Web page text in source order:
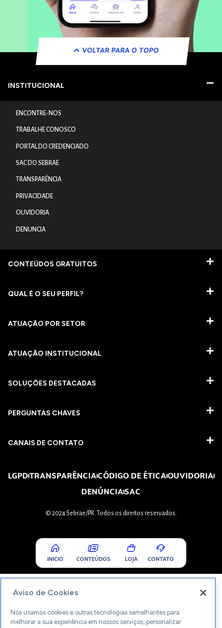
VOLTAR PARA O TOPO
INSTITUCIONAL
ENCONTRE-NOS
TRABALHE CONOSCO
PORTAL DO CREDENCIADO
SAC DO SEBRAE
TRANSPARÊNCIA
PRIVACIDADE
OUVIDORIA
DENUNCIA
CONTEÚDOS GRATUITOS
QUAL É O SEU PERFIL?
ATUAÇÃO POR SETOR
ATUAÇÃO INSTITUCIONAL
SOLUÇÕES DESTACADAS
PERGUNTAS CHAVES​
CANAIS DE CONTATO
LGPDTRANSPARÊNCIACÓDIGO DE ÉTICAOUVIDORIA
DENÚNCIASAC
© 2024 Sebrae/PR. Todos os direitos reservados.
INICIO CONTEÚDOS LOJA CONTATO
Aviso de Cookies
Nós usamos cookies e outras tecnologias semelhantes para
melhorar a sua experiência em nossos serviços, personalizar